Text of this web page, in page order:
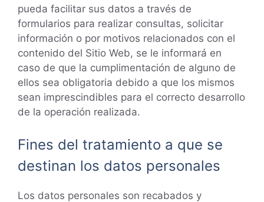
pueda facilitar sus datos a través de
formularios para realizar consultas, solicitar
información o por motivos relacionados con el
contenido del Sitio Web, se le informará en
caso de que la cumplimentación de alguno de
ellos sea obligatoria debido a que los mismos
sean imprescindibles para el correcto desarrollo
de la operación realizada.
Fines del tratamiento a que se
destinan los datos personales
Los datos personales son recabados y